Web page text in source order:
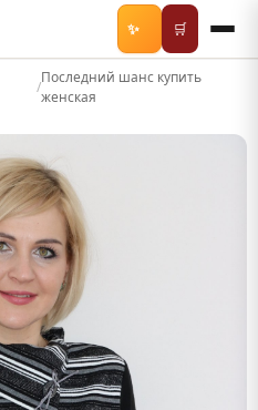
✨ 🛒
/
Последний шанс купить
женская